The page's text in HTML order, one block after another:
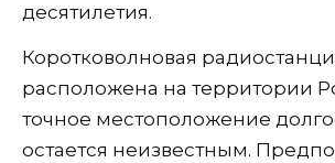
десятилетия.
Коротковолновая
расположена на территории
точное местоположение
остается неизвестным.